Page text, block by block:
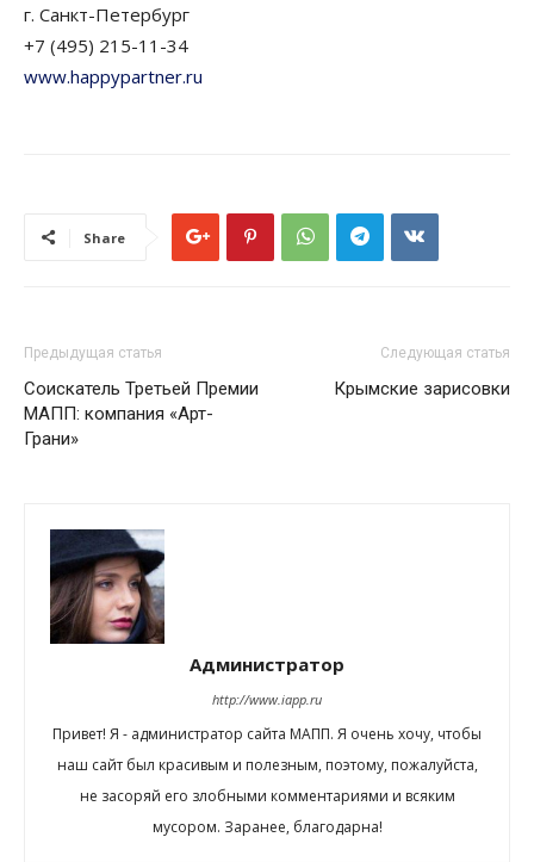
г. Санкт-Петербург
+7 (495) 215-11-34
www.happypartner.ru
Share
Предыдущая статья
Соискатель Третьей Премии
МАПП: компания «Арт-
Грани»
Следующая статья
Крымские зарисовки
Администратор
http://www.iapp.ru
Привет! Я - администратор сайта МАПП. Я очень хочу, чтобы
наш сайт был красивым и полезным, поэтому, пожалуйста,
не засоряй его злобными комментариями и всяким
мусором. Заранее, благодарна!